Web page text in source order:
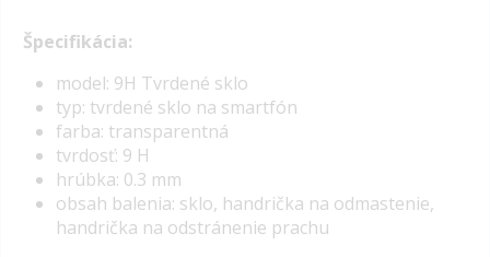
Špecifikácia:
model: 9H Tvrdené sklo
typ: tvrdené sklo na smartfón
farba: transparentná
tvrdosť: 9 H
hrúbka: 0.3 mm
obsah balenia: sklo, handrička na odmastenie,
handrička na odstránenie prachu